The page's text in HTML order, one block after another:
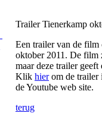
Trailer Tienerkamp
Een trailer van de film
oktober 2011. De film
maar deze trailer
Klik hierom de trailer
de Youtube web site.
terug